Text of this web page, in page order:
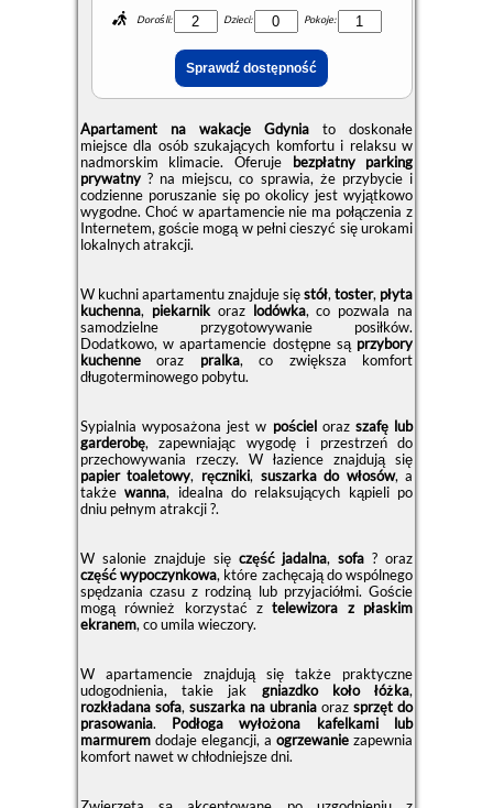
Dorośli: Dzieci: Pokoje:
Apartament na wakacje Gdynia to doskonałe
miejsce dla osób szukających komfortu i relaksu w
nadmorskim klimacie. Oferuje bezpłatny parking
prywatny? na miejscu, co sprawia, że przybycie i
codzienne poruszanie się po okolicy jest wyjątkowo
wygodne. Choć w apartamencie nie ma połączenia z
Internetem, goście mogą w pełni cieszyć się urokami
lokalnych atrakcji.
W kuchni apartamentu znajduje sięstół,toster, płyta
kuchenna, piekarnikoraz lodówka, co pozwala na
samodzielne przygotowywanie posiłków.
Dodatkowo, w apartamencie dostępne są przybory
kuchenneoraz pralka, co zwiększa komfort
długoterminowego pobytu.
Sypialnia wyposażona jest w pościeloraz szafę lub
garderobę, zapewniając wygodę i przestrzeń do
przechowywania rzeczy. W łazience znajdują się
papier toaletowy, ręczniki, suszarka do włosów, a
takżewanna, idealna do relaksujących kąpieli po
dniu pełnym atrakcji ?.
W salonie znajduje się część jadalna,sofa ?️ oraz
część wypoczynkowa, które zachęcają do wspólnego
spędzania czasu z rodziną lub przyjaciółmi. Goście
mogą również korzystać ztelewizora z płaskim
ekranem, co umila wieczory.
W apartamencie znajdują się także praktyczne
udogodnienia, takie jak gniazdko koło łóżka,
rozkładana sofa, suszarka na ubrania orazsprzęt do
prasowania. Podłoga wyłożona kafelkami lub
marmuremdodaje elegancji, aogrzewanie zapewnia
komfort nawet w chłodniejsze dni.